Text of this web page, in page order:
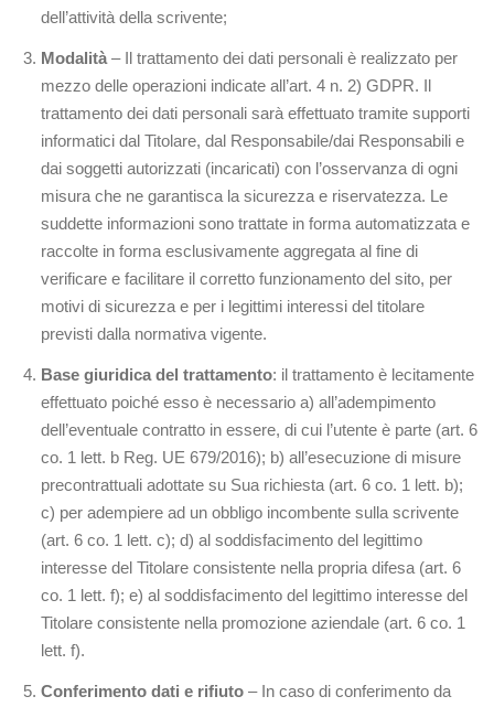
dell’attività della scrivente;
Modalità – Il trattamento dei dati personali è realizzato per
mezzo delle operazioni indicate all’art. 4 n. 2) GDPR. Il
trattamento dei dati personali sarà effettuato tramite supporti
informatici dal Titolare, dal Responsabile/dai Responsabili e
dai soggetti autorizzati (incaricati) con l’osservanza di ogni
misura che ne garantisca la sicurezza e riservatezza. Le
suddette informazioni sono trattate in forma automatizzata e
raccolte in forma esclusivamente aggregata al fine di
verificare e facilitare il corretto funzionamento del sito, per
motivi di sicurezza e per i legittimi interessi del titolare
previsti dalla normativa vigente.
Base giuridica del trattamento: il trattamento è lecitamente
effettuato poiché esso è necessario a) all’adempimento
dell’eventuale contratto in essere, di cui l’utente è parte (art. 6
co. 1 lett. b Reg. UE 679/2016); b) all’esecuzione di misure
precontrattuali adottate su Sua richiesta (art. 6 co. 1 lett. b);
c) per adempiere ad un obbligo incombente sulla scrivente
(art. 6 co. 1 lett. c); d) al soddisfacimento del legittimo
interesse del Titolare consistente nella propria difesa (art. 6
co. 1 lett. f); e) al soddisfacimento del legittimo interesse del
Titolare consistente nella promozione aziendale (art. 6 co. 1
lett. f).
Conferimento dati e rifiuto – In caso di conferimento da